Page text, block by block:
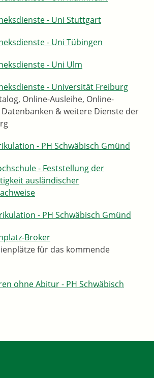
- Uni Stuttgart
- Uni Tübingen
- Uni Ulm
- Universität Freiburg
Online-Ausleihe, Online-
Datenbanken & weitere Dienste der
- PH Schwäbisch Gmünd
- Feststellung der
ausländischer
- PH Schwäbisch Gmünd
Broker
für das kommende
ohne Abitur - PH Schwäbisch